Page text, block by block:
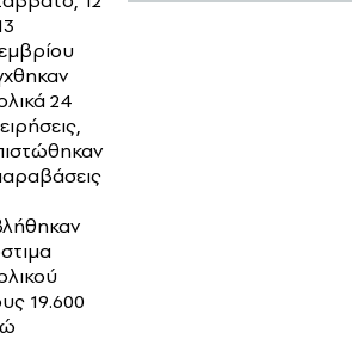
24
19.600